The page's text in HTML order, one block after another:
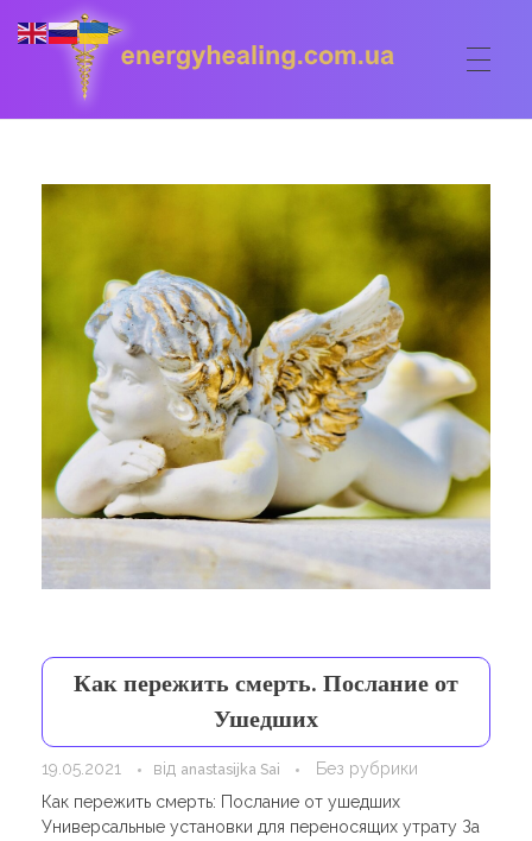
Energyhealing
ДОПОМОГА
Консультація онлайн
Сеанси
Астрологія
Карма терапія
Очищення житла
ШКОЛА
Кодекс
Ангельське цілительство
Ступені
Навчання
КОРИСНЕ
Сакральні тури
Відео лекції
Карти Духів
КОНТАКТИ
Как пережить смерть. Послание от
Ушедших
19.05.2021 від anastasijka Sai
Без рубрики
Как пережить смерть: Послание от ушедших
Универсальные установки для переносящих утрату За